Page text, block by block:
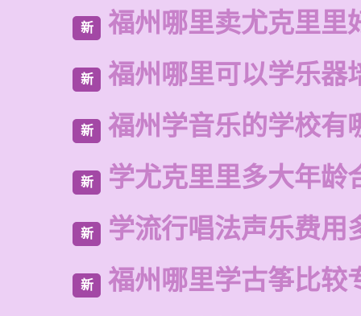
新 福州哪里卖尤克里里
新 福州哪里可以学乐器
新 福州学音乐的学校有
新 学尤克里里多大年龄
新 学流行唱法声乐费用
新 福州哪里学古筝比较